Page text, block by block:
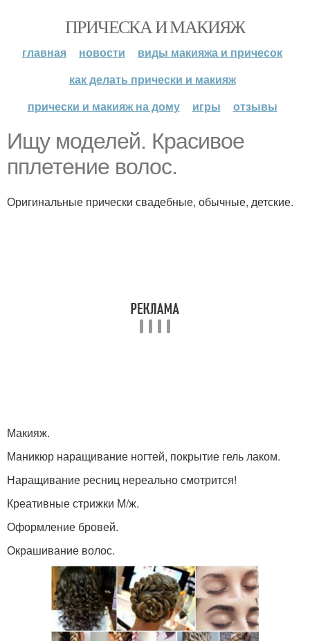
ПРИЧЕСКА И МАКИЯЖ
главная новости
виды макияжа и причесок
как делать прически и макияж
прически и макияж на дому
игры отзывы
Ищу моделей. Красивое
пплетение волос.
Оригинальные прически свадебные, обычные, детские.
Макияж.
Маникюр наращивание ногтей, покрытие гель лаком.
Наращивание ресниц нереально смотрится!
Креативные стрижки М/ж.
Оформление бровей.
Окрашивание волос.